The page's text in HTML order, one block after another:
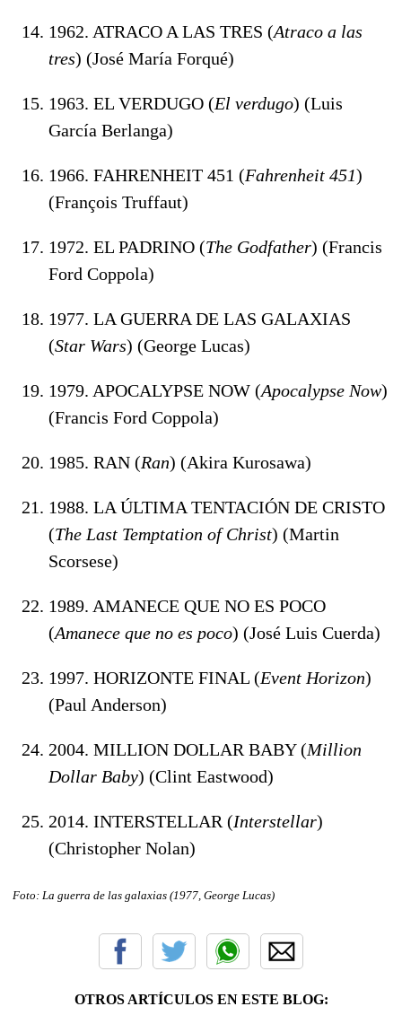
1962. ATRACO A LAS TRES (Atraco a las
tres) (José María Forqué)
1963. EL VERDUGO (El verdugo) (Luis
García Berlanga)
1966. FAHRENHEIT 451 (Fahrenheit 451)
(François Truffaut)
1972. EL PADRINO (The Godfather) (Francis
Ford Coppola)
1977. LA GUERRA DE LAS GALAXIAS
(Star Wars) (George Lucas)
1979. APOCALYPSE NOW (Apocalypse Now)
(Francis Ford Coppola)
1985. RAN (Ran) (Akira Kurosawa)
1988. LA ÚLTIMA TENTACIÓN DE CRISTO
(The Last Temptation of Christ) (Martin
Scorsese)
1989. AMANECE QUE NO ES POCO
(Amanece que no es poco) (José Luis Cuerda)
1997. HORIZONTE FINAL (Event Horizon)
(Paul Anderson)
2004. MILLION DOLLAR BABY (Million
Dollar Baby) (Clint Eastwood)
2014. INTERSTELLAR (Interstellar)
(Christopher Nolan)
Foto: La guerra de las galaxias (1977, George Lucas)
OTROS ARTÍCULOS EN ESTE BLOG: